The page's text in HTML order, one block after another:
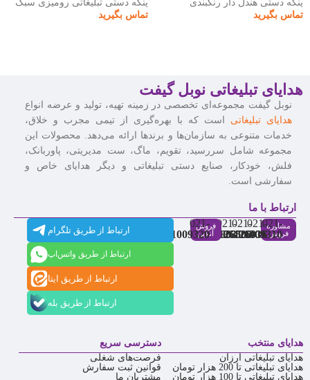
پنکه دستی هندل دار رنگبندی
تماس بگیرید
پنکه دستی تبلیغاتی رومیزی سبک
تماس بگیرید
هدایای تبلیغاتی نوبل گیفت
نوبل گیفت مجموعه‌ای تخصصی در زمینه تهیه، تولید و عرضه انواع
هدایای تبلیغاتی است که با بهره‌گیری از تیمی مجرب و خلاق،
خدمات متنوعی به سازمان‌ها و برندها ارائه می‌دهد. محصولات این
مجموعه شامل سررسید، تقویم، ماگ، ست مدیریتی، پاوربانک،
فلش، خودکار، صنایع دستی تبلیغاتی و دیگر هدایای خاص و
سفارشی است.
ارتباط با ما
مشاوره
فروش
021-
91009310
021-
86126036
021-
86126506
021-
88537803
فروش
آنلاین
021-
91009320
ارتباط از طریق تلگرام
ارتباط از طریق واتس‌اپ
ارتباط از طریق ایتا
ارتباط از طریق بله
هدایای منتخب
هدایای تبلیغاتی ارزان
هدایای تبلیغاتی تا 200 هزار تومان
هدایای تبلیغاتی تا 100 هزار تومان
دسترسی سریع
فرصت‌های شغلی
قوانین ثبت سفارش
مشتریان ما